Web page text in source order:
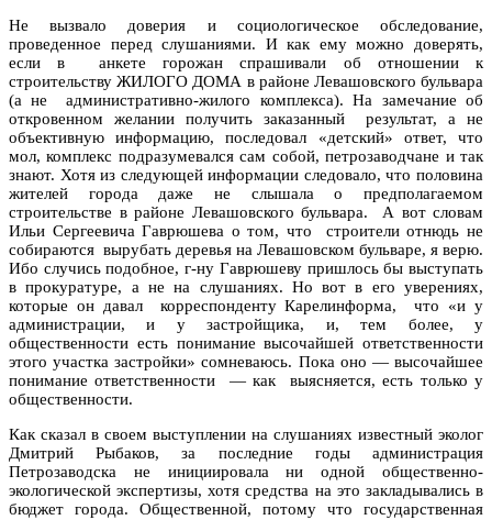
Не вызвало доверия и социологическое обследование,
проведенное перед слушаниями. И как ему можно доверять,
если в анкете горожан спрашивали об отношении к
строительству ЖИЛОГО ДОМА в районе Левашовского бульвара
(а не административно-жилого комплекса). На замечание об
откровенном желании получить заказанный результат, а не
объективную информацию, последовал «детский» ответ, что
мол, комплекс подразумевался сам собой, петрозаводчане и так
знают. Хотя из следующей информации следовало, что половина
жителей города даже не слышала о предполагаемом
строительстве в районе Левашовского бульвара. А вот словам
Ильи Сергеевича Гаврюшева о том, что строители отнюдь не
собираются вырубать деревья на Левашовском бульваре, я верю.
Ибо случись подобное, г-ну Гаврюшеву пришлось бы выступать
в прокуратуре, а не на слушаниях. Но вот в его уверениях,
которые он давал корреспонденту Карелинформа, что «и у
администрации, и у застройщика, и, тем более, у
общественности есть понимание высочайшей ответственности
этого участка застройки» сомневаюсь. Пока оно — высочайшее
понимание ответственности — как выясняется, есть только у
общественности.
Как сказал в своем выступлении на слушаниях известный эколог
Дмитрий Рыбаков, за последние годы администрация
Петрозаводска не инициировала ни одной общественно-
экологической экспертизы, хотя средства на это закладывались в
бюджет города. Общественной, потому что государственная